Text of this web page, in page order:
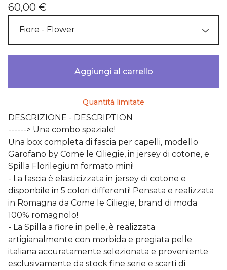
60,00 €
Aggiungi al carrello
Quantità limitate
DESCRIZIONE - DESCRIPTION
------> Una combo spaziale!
Una box completa di fascia per capelli, modello
Garofano by Come le Ciliegie, in jersey di cotone, e
Spilla Florilegium formato mini!
- La fascia è elasticizzata in jersey di cotone e
disponbile in 5 colori differenti! Pensata e realizzata
in Romagna da Come le Ciliegie, brand di moda
100% romagnolo!
- La Spilla a fiore in pelle, è realizzata
artigianalmente con morbida e pregiata pelle
italiana accuratamente selezionata e proveniente
esclusivamente da stock fine serie e scarti di